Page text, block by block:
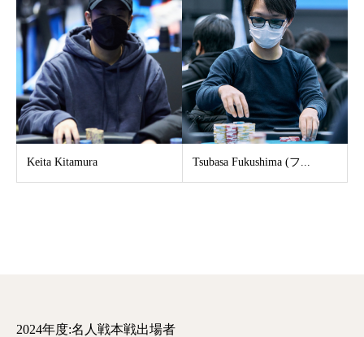
Keita Kitamura Tsubasa Fukushima (フ...
2024年度:名人戦本戦出場者